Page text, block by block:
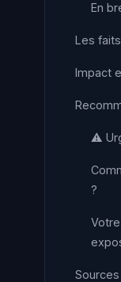
En
Les faits
Impact
⚠️
?